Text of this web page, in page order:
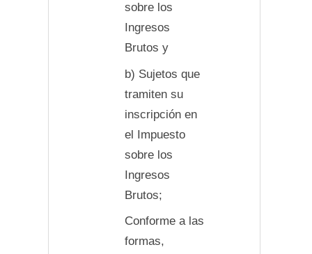
sobre los
Ingresos
Brutos y
b) Sujetos que
tramiten su
inscripción en
el Impuesto
sobre los
Ingresos
Brutos;
Conforme a las
formas,